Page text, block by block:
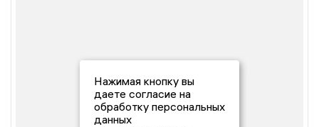
Нажимая кнопку вы
даете согласие на
обработку персональных
данных